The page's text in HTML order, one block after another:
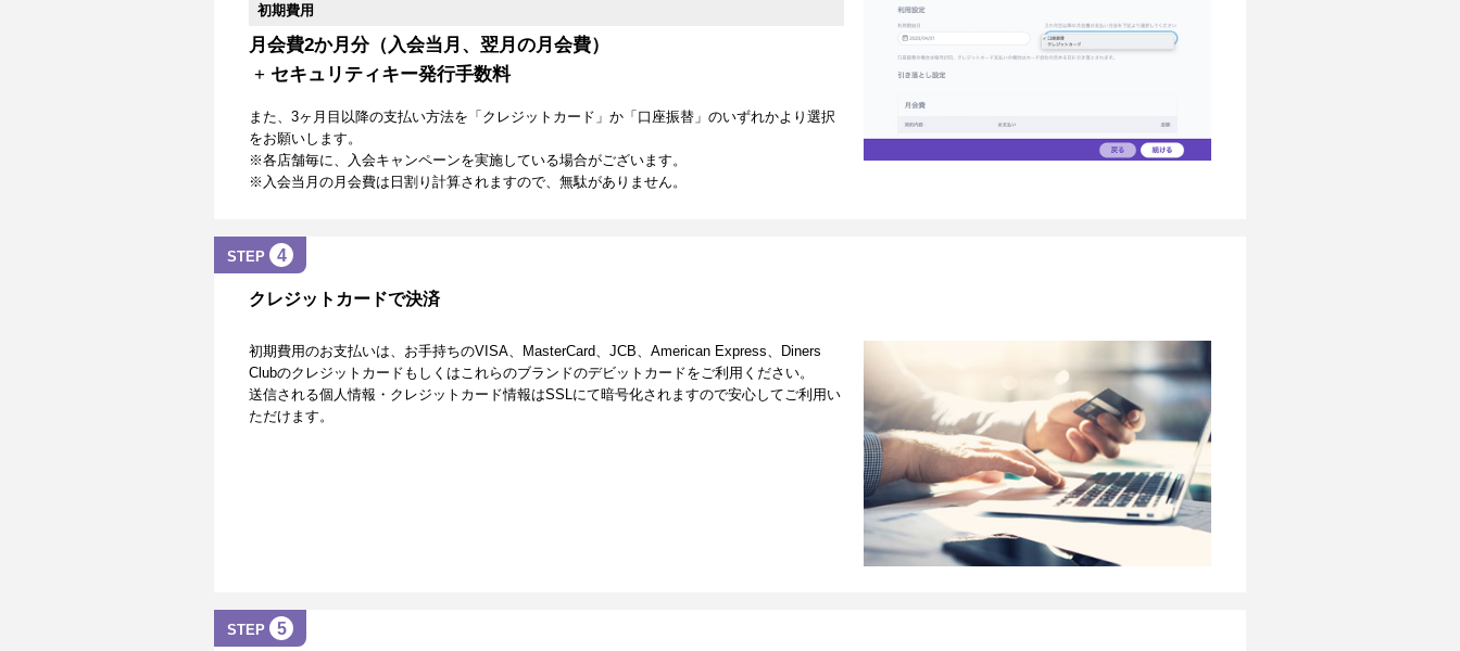
初期費用
月会費2か月分（入会当月、翌月の月会費）
+ セキュリティキー発行手数料
また、3ヶ月目以降の支払い方法を「クレジットカード」か「口座振替」のいずれかより選択
をお願いします。
※各店舗毎に、入会キャンペーンを実施している場合がございます。
※入会当月の月会費は日割り計算されますので、無駄がありません。
STEP 4
クレジットカードで決済
初期費用のお支払いは、お手持ちのVISA、MasterCard、JCB、American Express、Diners
Clubのクレジットカードもしくはこれらのブランドのデビットカードをご利用ください。
送信される個人情報・クレジットカード情報はSSLにて暗号化されますので安心してご利用い
ただけます。
STEP 5